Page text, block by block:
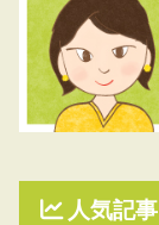
人気記事